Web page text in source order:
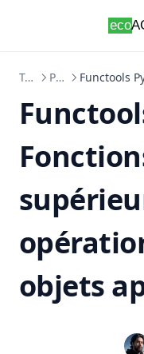
Tutoriels Python Functools
objets